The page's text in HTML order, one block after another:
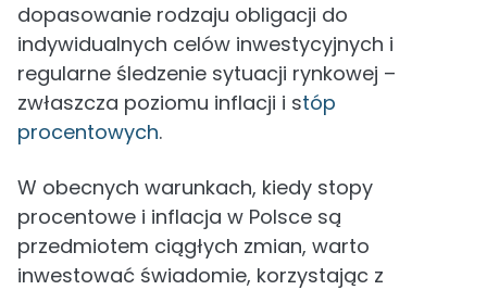
dopasowanie rodzaju obligacji do
indywidualnych celów inwestycyjnych i
regularne śledzenie sytuacji rynkowej –
zwłaszcza poziomu inflacji i stóp
procentowych.
W obecnych warunkach, kiedy stopy
procentowe i inflacja w Polsce są
przedmiotem ciągłych zmian, warto
inwestować świadomie, korzystając z